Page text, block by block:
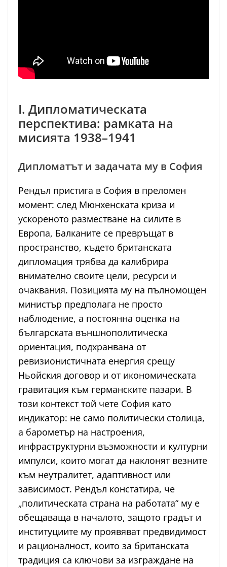
I. Дипломатическата
перспектива: рамката на
мисията 1938–1941
Дипломатът и задачата му в София
Рендъл пристига в София в преломен
момент: след Мюнхенската криза и
ускореното разместване на силите в
Европа, Балканите се превръщат в
пространство, където британската
дипломация трябва да калибрира
внимателно своите цели, ресурси и
очаквания. Позицията му на пълномощен
министър предполага не просто
наблюдение, а постоянна оценка на
българската външнополитическа
ориентация, подхранвана от
ревизионистичната енергия срещу
Ньойския договор и от икономическата
гравитация към германските пазари. В
този контекст той чете София като
индикатор: не само политически столица,
а барометър на настроения,
инфраструктурни възможности и културни
импулси, които могат да наклонят везните
към неутралитет, адаптивност или
зависимост. Рендъл констатира, че
„политическата страна на работата“ му е
обещаваща в началото, защото градът и
институциите му проявяват предвидимост
и рационалност, които за британската
традиция са ключови за изграждане на